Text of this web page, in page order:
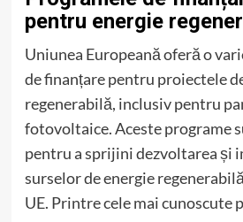
pentru energie
Uniunea Europeană oferă o
de finanțare pentru proiectele
regenerabilă, inclusiv pentru
fotovoltaice. Aceste programe
pentru a sprijini dezvoltarea și
surselor de energie
UE. Printre cele mai cunoscute